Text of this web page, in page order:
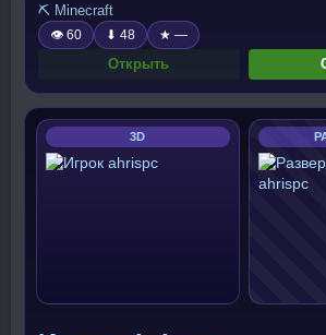
⛏️ Minecraft
👁 60 ⬇ 48 ★ —
Открыть
3D